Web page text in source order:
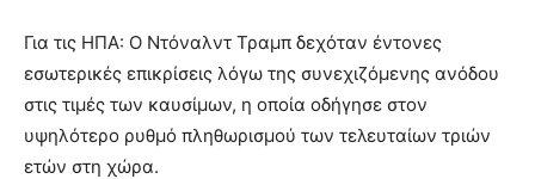
Για τις ΗΠΑ: Ο Ντόναλντ Τραμπ δεχόταν έντονες
εσωτερικές επικρίσεις λόγω της συνεχιζόμενης ανόδου
στις τιμές των καυσίμων, η οποία οδήγησε στον
υψηλότερο ρυθμό πληθωρισμού των τελευταίων τριών
ετών στη χώρα.